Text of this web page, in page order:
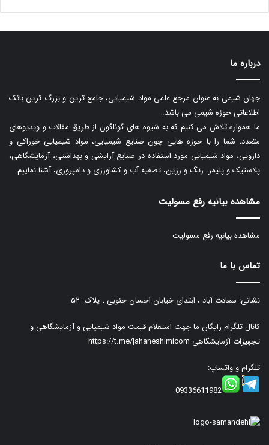
درباره ما
جهان شیمی به عنوان مرجع علمی مواد شیمیایی، جامع ترین و بزرگ ترین بانک
اطلاعاتی حوزه شیمی می باشد.
ما همواره تلاش می کنیم که به شیوه های گوناگون از طریق مقالات و ویدیوهای
متعدد، شما را با حوزه هایی چون صنایع شیمیایی، مواد شیمیایی خوراکی و
دارویی، مواد شیمیایی مورد استفاده در صنایع آرایشی و بهداشتی، آزمایشگاهی،
پلاستیک و پلیمر، رنگ و رزین، تصفیه آب و کشاورزی و دامپروری، آشنا نماییم.
مشاهده بیانیه رفع مسولیت
مشاهده بیانیه رفع مسولیت
تماس با ما
نشانی: سعادت آباد ، ابتدای خیابان احسان جنوبی ، پلاک ۵۲
کانال تلگرام رایگان ما جهت استعلام قیمت مواد شیمیایی و آزمایشگاهی و
تجهیزات آزمایشگاهی https://t.me/jahaneshimicom
تلگرام و واتساپ:
09336611982